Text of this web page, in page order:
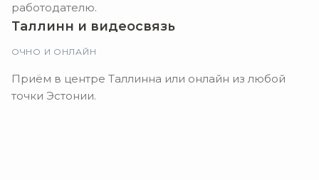
работодателю.
Таллинн и видеосвязь
ОЧНО И ОНЛАЙН
Приём в центре Таллинна или онлайн из любой
точки Эстонии.